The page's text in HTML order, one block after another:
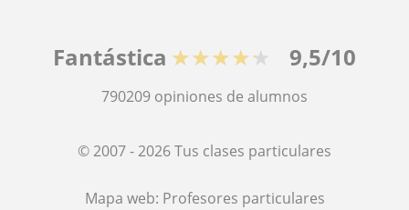
Fantástica ★★★★★ 9,5/10
790209 opiniones de alumnos
© 2007 - 2026 Tus clases particulares
Mapa web: Profesores particulares